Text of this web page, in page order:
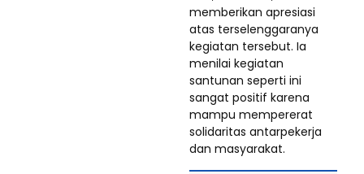
memberikan apresiasi
atas terselenggaranya
kegiatan tersebut. Ia
menilai kegiatan
santunan seperti ini
sangat positif karena
mampu mempererat
solidaritas antarpekerja
dan masyarakat.